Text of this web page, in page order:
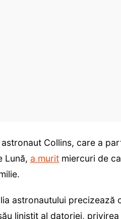
Collins, care a
Lună, a murit miercuri de
astronautului precizează
liniştit al datoriei,